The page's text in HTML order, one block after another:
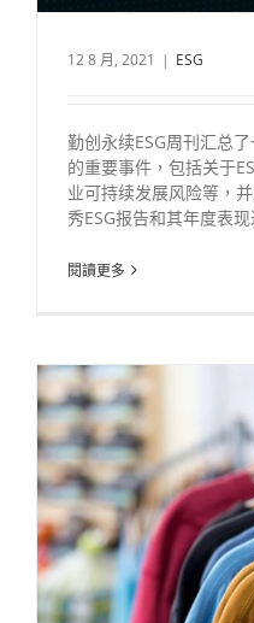
12 8 月, 2021 | ESG
勤创永续ESG周刊汇总
的重要事件，包括关于
业可持续发展风险等，
秀ESG报告和其年度表
閱讀更多